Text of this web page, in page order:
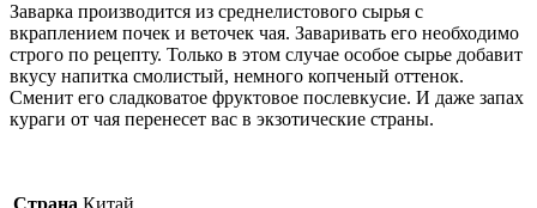
Заварка производится из среднелистового сырья с
вкраплением почек и веточек чая. Заваривать его необходимо
строго по рецепту. Только в этом случае особое сырье добавит
вкусу напитка смолистый, немного копченый оттенок.
Сменит его сладковатое фруктовое послевкусие. И даже запах
кураги от чая перенесет вас в экзотические страны.